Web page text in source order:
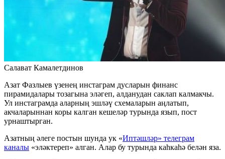
Салават Камалетдинов
Азат Фазлыев үзенең инстаграм дусларын финанс
пирамидалары тозагына эләгеп, алданудан саклап калмакчы.
Ул инстаграмда аларның эшләү схемаларын аңлатып,
акчаларыннан коры калган кешеләр турында язып, пост
урнаштырган.
Азатның әлеге постын шунда ук «Иптәшләр» телеграм
каналы «эләктереп» алган. Алар бу турында каһкаһә белән яза.